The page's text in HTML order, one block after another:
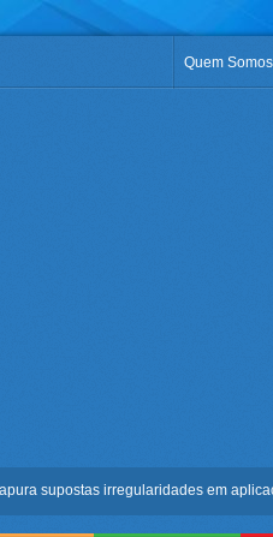
Quem
irregularidades em aplicação